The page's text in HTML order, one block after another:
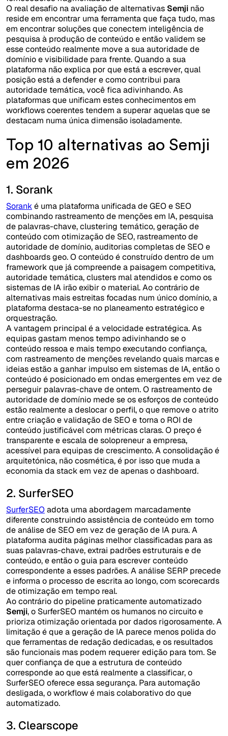
O real desafio na avaliação de alternativas Semji não
reside em encontrar uma ferramenta que faça tudo, mas
em encontrar soluções que conectem inteligência de
pesquisa à produção de conteúdo e então validem se
esse conteúdo realmente move a sua autoridade de
domínio e visibilidade para frente. Quando a sua
plataforma não explica por que está a escrever, qual
posição está a defender e como contribui para
autoridade temática, você fica adivinhando. As
plataformas que unificam estes conhecimentos em
workflows coerentes tendem a superar aquelas que se
destacam numa única dimensão isoladamente.
Top 10 alternativas ao Semji
em 2026
1. Sorank
Soranké uma plataforma unificada de GEO e SEO
combinando rastreamento de menções em IA, pesquisa
de palavras-chave, clustering temático, geração de
conteúdo com otimização de SEO, rastreamento de
autoridade de domínio, auditorias completas de SEO e
dashboards geo. O conteúdo é construído dentro de um
framework que já compreende a paisagem competitiva,
autoridade temática, clusters mal atendidos e como os
sistemas de IA irão exibir o material. Ao contrário de
alternativas mais estreitas focadas num único domínio, a
plataforma destaca-se no planeamento estratégico e
orquestração.
A vantagem principal é a velocidade estratégica. As
equipas gastam menos tempo adivinhando se o
conteúdo ressoa e mais tempo executando confiança,
com rastreamento de menções revelando quais marcas e
ideias estão a ganhar impulso em sistemas de IA, então o
conteúdo é posicionado em ondas emergentes em vez de
perseguir palavras-chave de ontem. O rastreamento de
autoridade de domínio mede se os esforços de conteúdo
estão realmente a deslocar o perfil, o que remove o atrito
entre criação e validação de SEO e torna o ROI de
conteúdo justificável com métricas claras. O preço é
transparente e escala de solopreneur a empresa,
acessível para equipas de crescimento. A consolidação é
arquitetónica, não cosmética, é por isso que muda a
economia da stack em vez de apenas o dashboard.
2. SurferSEO
SurferSEO adota uma abordagem marcadamente
diferente construindo assistência de conteúdo em torno
de análise de SEO em vez de geração de IA pura. A
plataforma audita páginas melhor classificadas para as
suas palavras-chave, extrai padrões estruturais e de
conteúdo, e então o guia para escrever conteúdo
correspondente a esses padrões. A análise SERP precede
e informa o processo de escrita ao longo, com scorecards
de otimização em tempo real.
Ao contrário do pipeline praticamente automatizado
Semji, o SurferSEO mantém os humanos no circuito e
prioriza otimização orientada por dados rigorosamente. A
limitação é que a geração de IA parece menos polida do
que ferramentas de redação dedicadas, e os resultados
são funcionais mas podem requerer edição para tom. Se
quer confiança de que a estrutura de conteúdo
corresponde ao que está realmente a classificar, o
SurferSEO oferece essa segurança. Para automação
desligada, o workflow é mais colaborativo do que
automatizado.
3. Clearscope